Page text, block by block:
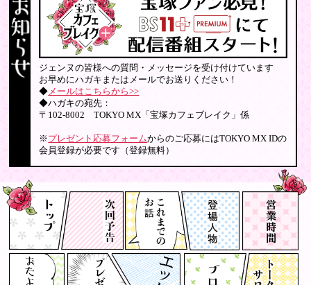
ジェンヌの皆様への質問・メッセージを受け付けています
お早めにハガキまたはメールでお送りください！
◆メールはこちらから>>
◆ハガキの宛先：
〒102-8002 TOKYO MX「宝塚カフェブレイク」係
※ プレゼント応募フォームからのご応募にはTOKYO MX IDの
会員登録が必要です（登録無料）